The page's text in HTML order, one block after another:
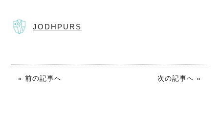
JODHPURS
« 前の記事へ 次の記事へ »